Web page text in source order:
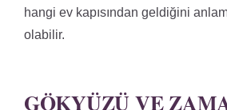
hangi ev kapısından geldiğini
olabilir.
GÖKYÜZÜ VE